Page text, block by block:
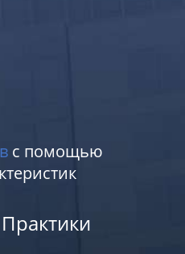
с помощью
Практики